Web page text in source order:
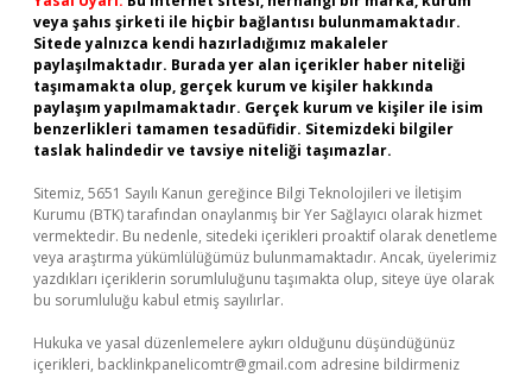
veya şahıs şirketi ile hiçbir bağlantısı bulunmamaktadır.
Sitede yalnızca kendi hazırladığımız makaleler
paylaşılmaktadır. Burada yer alan içerikler haber niteliği
taşımamakta olup, gerçek kurum ve kişiler hakkında
paylaşım yapılmamaktadır. Gerçek kurum ve kişiler ile isim
benzerlikleri tamamen tesadüfidir. Sitemizdeki bilgiler
taslak halindedir ve tavsiye niteliği taşımazlar.
Sitemiz, 5651 Sayılı Kanun gereğince Bilgi Teknolojileri ve İletişim
Kurumu (BTK) tarafından onaylanmış bir Yer Sağlayıcı olarak hizmet
vermektedir. Bu nedenle, sitedeki içerikleri proaktif olarak denetleme
veya araştırma yükümlülüğümüz bulunmamaktadır. Ancak, üyelerimiz
yazdıkları içeriklerin sorumluluğunu taşımakta olup, siteye üye olarak
bu sorumluluğu kabul etmiş sayılırlar.
Hukuka ve yasal düzenlemelere aykırı olduğunu düşündüğünüz
içerikleri, backlinkpanelicomtr@gmail.com adresine bildirmeniz